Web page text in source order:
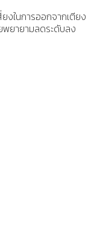
ในการออกจากเตียง
พยายามลดระดับลง